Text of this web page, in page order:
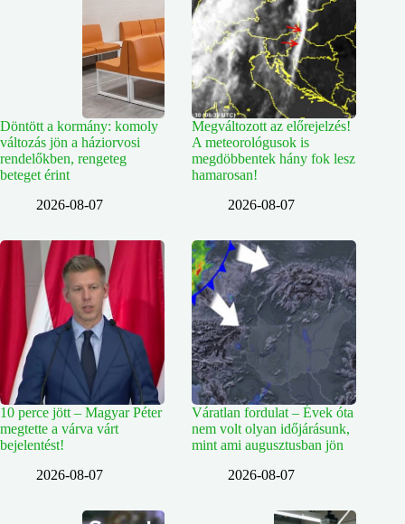
Döntött a kormány: komoly
változás jön a háziorvosi
rendelőkben, rengeteg
beteget érint
2026-08-07
Megváltozott az előrejelzés!
A meteorológusok is
megdöbbentek hány fok lesz
hamarosan!
2026-08-07
10 perce jött – Magyar Péter
megtette a várva várt
bejelentést!
2026-08-07
Váratlan fordulat – Évek óta
nem volt olyan időjárásunk,
mint ami augusztusban jön
2026-08-07